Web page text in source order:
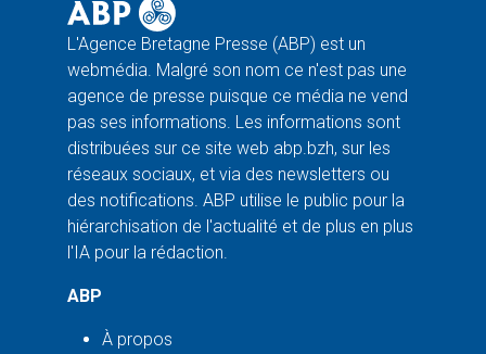
L'Agence Bretagne Presse (ABP) est un
webmédia. Malgré son nom ce n'est pas une
agence de presse puisque ce média ne vend
pas ses informations. Les informations sont
distribuées sur ce site web abp.bzh, sur les
réseaux sociaux, et via des newsletters ou
des notifications. ABP utilise le public pour la
hiérarchisation de l'actualité et de plus en plus
l'IA pour la rédaction.
ABP
À propos